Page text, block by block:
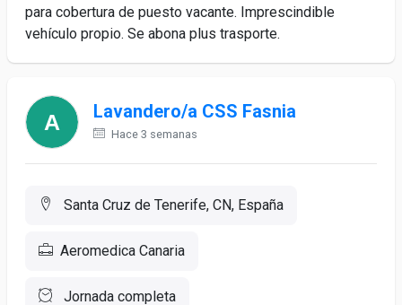
para cobertura de puesto vacante. Imprescindible
vehículo propio. Se abona plus trasporte.
Lavandero/a CSS Fasnia
Hace 3 semanas
Santa Cruz de Tenerife, CN, España
Aeromedica Canaria
Jornada completa